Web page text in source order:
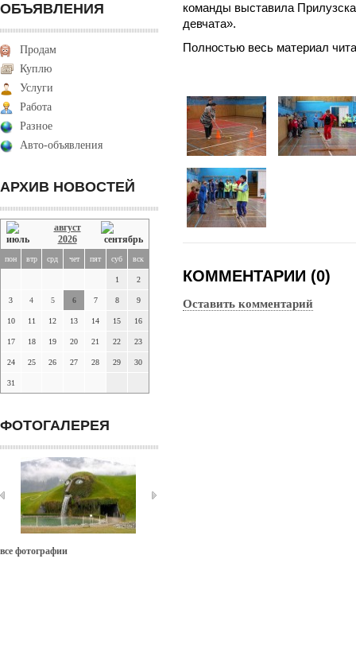
ОБЪЯВЛЕНИЯ
Продам
Куплю
Услуги
Работа
Разное
Авто-объявления
АРХИВ НОВОСТЕЙ
август
2026
пон втр срд чет пят суб вск
1 2
3 4 5 6 7 8 9
10 11 12 13 14 15 16
17 18 19 20 21 22 23
24 25 26 27 28 29 30
31
ФОТОГАЛЕРЕЯ
все фотографии
команды выставила
девчата».
Полностью весь материал
КОММЕНТАРИИ (0)
Оставить комментарий